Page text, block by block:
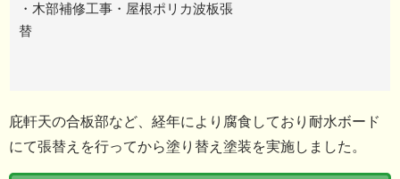
・木部補修工事・屋根ポリカ波板張
替
庇軒天の合板部など、経年により腐食しており耐水ボード
にて張替えを行ってから塗り替え塗装を実施しました。